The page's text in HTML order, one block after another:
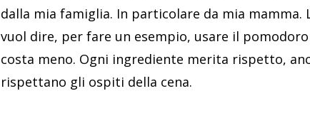
dalla mia famiglia. In particolare da mia mamma.
vuol dire, per fare un esempio, usare il
costa meno. Ogni ingrediente merita rispetto,
rispettano gli ospiti della cena.